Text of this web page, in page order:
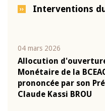
Interventions
04 mars 2026
Allocution
Monétaire de la
prononcée par son
Claude Kassi BROU